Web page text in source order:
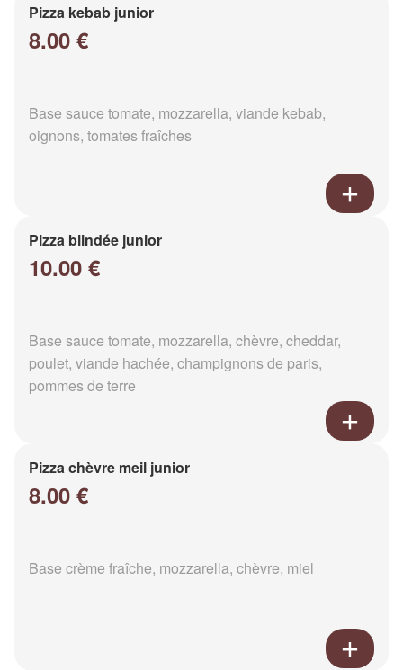
Pizza kebab junior
8.00 €
Base sauce tomate, mozzarella, viande kebab,
oignons, tomates fraîches
Pizza blindée junior
10.00 €
Base sauce tomate, mozzarella, chèvre, cheddar,
poulet, viande hachée, champignons de paris,
pommes de terre
Pizza chèvre meil junior
8.00 €
Base crème fraîche, mozzarella, chèvre, miel